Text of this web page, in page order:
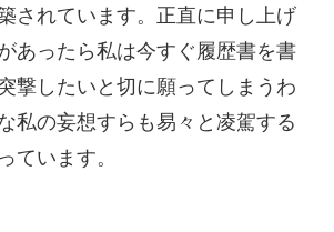
されています。正直に申し上げ
あったら私は今すぐ履歴書を書
撃したいと切に願ってしまうわ
私の妄想すらも易々と凌駕する
ています。